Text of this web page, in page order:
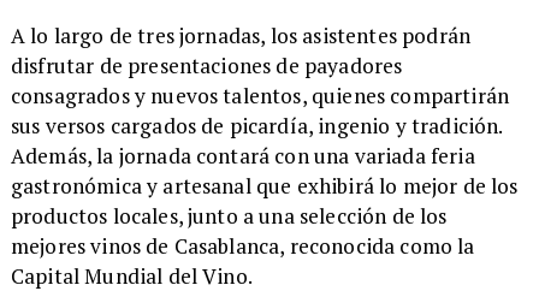
​A lo largo de tres jornadas, los asistentes podrán
disfrutar de presentaciones de payadores
consagrados y nuevos talentos, quienes compartirán
sus versos cargados de picardía, ingenio y tradición.
Además, la jornada contará con una variada feria
gastronómica y artesanal que exhibirá lo mejor de los
productos locales, junto a una selección de los
mejores vinos de Casablanca, reconocida como la
Capital Mundial del Vino.